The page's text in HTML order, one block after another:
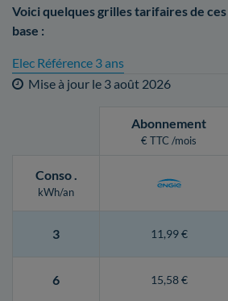
Voici quelques grilles tarifaires de
base :
Elec Référence 3 ans
Mise à jour le 3 août 2026
Abonnement
€ TTC /mois
Conso.
kWh/an
3 11,99 €
6 15,58 €